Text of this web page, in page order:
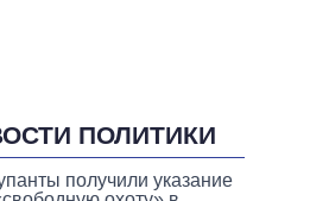
ПОЛИТИКИ
получили указание